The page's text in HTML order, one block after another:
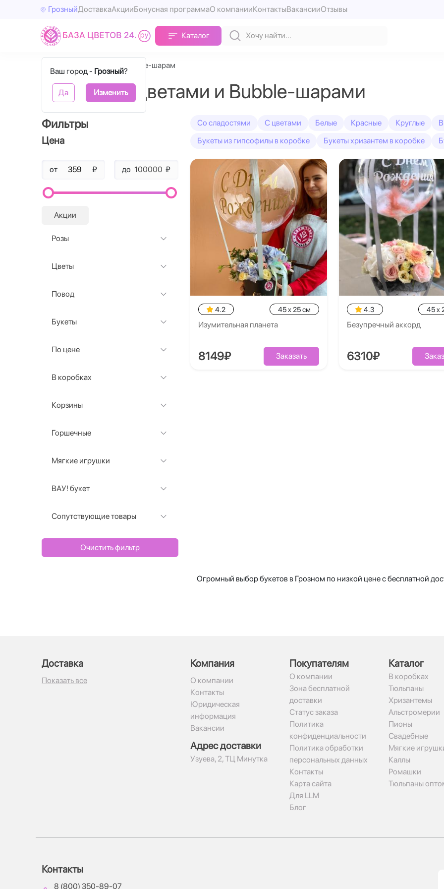
ГрозныйДоставкаАкцииБонусная программаО компанииКонтактыВакансииОтзывы
Каталог
Ваш город - Грозный?
Да Изменить
C цветами и Bubble-шарам
Коробки с цветами и Bubble-шарами
Фильтры
Цена
от ₽ до ₽
Акции
Розы
Цветы
Повод
Букеты
По цене
В коробках
Корзины
Горшечные
Мягкие игрушки
ВАУ! букет
Сопутствующие товары
Очистить фильтр
Cо сладостями С цветами Белые Красные Круглые
Букеты из гипсофилы в коробке
Букеты хризантем в коробке
4.2 45 x 25 см
Изумительная планета
8149₽ Заказать
4.3 45 x
Безупречный аккорд
6310₽
Огромный выбор букетов в Грозном по низкой цене с бесплатной
Доставка
Показать все
Компания
О компании
Контакты
Юридическая
информация
Вакансии
Адрес доставки
​Узуева, 2, ТЦ Минутка
Покупателям
О компании
Зона бесплатной
доставки
Статус заказа
Политика
конфиденциальности
Политика обработки
персональных данных
Контакты
Карта сайта
Для LLM
Блог
Каталог
В коробках
Тюльпаны
Хризантемы
Альстромерии
Пионы
Свадебные
Мягкие
Каллы
Ромашки
Тюльпаны
Контакты
8 (800) 350-89-07